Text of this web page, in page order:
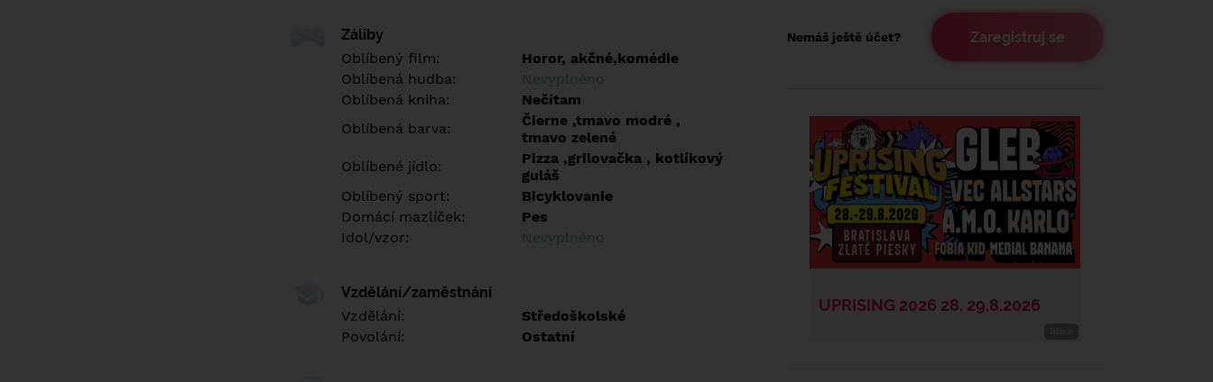
Záliby
Oblíbený film:
Horor, akčné,komédie
Oblíbená hudba:
Oblíbená kniha:
Nečítam
Oblíbená barva:
Čierne ,tmavo modré ,
tmavo zelené
Oblíbené jídlo:
Pizza ,grilovačka , kotlíkový
guláš
Oblíbený sport:
Bicyklovanie
Domácí mazlíček:
Pes
Idol/vzor:
Vzdělání/zaměstnání
Vzdělání:
Středoškolské
Povolání:
Ostatní
Nemáš ještě účet? Zaregistruj se